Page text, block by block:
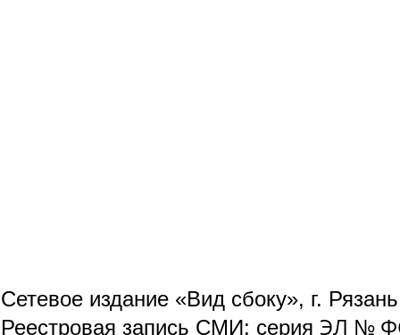
Сетевое издание «Вид сбоку», г.
Реестровая запись СМИ: серия ЭЛ №